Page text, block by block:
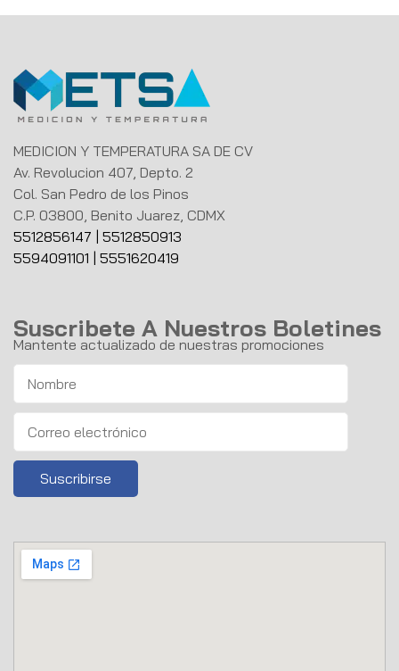
MEDICION Y TEMPERATURA SA DE CV
Av. Revolucion 407, Depto. 2
Col. San Pedro de los Pinos
C.P. 03800, Benito Juarez, CDMX
5512856147
5512850913
5594091101
5551620419
Suscribete A Nuestros Boletines
Mantente actualizado de nuestras promociones